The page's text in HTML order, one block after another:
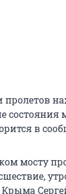
состояния
в
мосту